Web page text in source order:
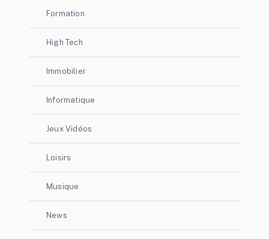
Formation
High Tech
Immobilier
Informatique
Jeux Vidéos
Loisirs
Musique
News